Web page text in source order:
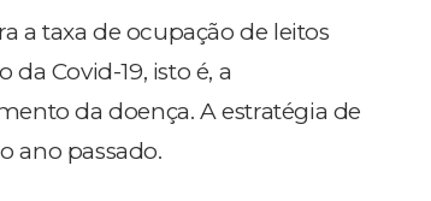
a taxa de ocupação de leitos
Covid-19, isto é, a
da doença. A estratégia de
ano passado.